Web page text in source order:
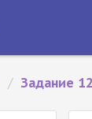
/ Задание 12